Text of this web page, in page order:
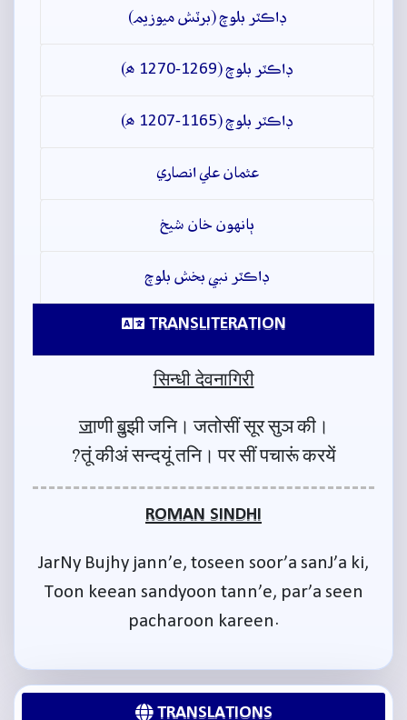
ڊاڪٽر بلوچ (برٽش ميوزيم)
ڊاڪٽر بلوچ (1269-1270 ھ)
ڊاڪٽر بلوچ (1165-1207 ھ)
عثمان علي انصاري
ٻانهون خان شيخ
ڊاڪٽر نبي بخش بلوچ
TRANSLITERATION
सिन्धी देवनागिरी
ॼाणी ॿुझी जनि। जतोसीं सूर सुञ की।
तूं कीअं सन्दयूं तनि। पर सीं पचारूं करयें?
ROMAN SINDHI
JarNy Bujhy jann’e, toseen soor’a sanJ’a ki,
Toon keean sandyoon tann’e, par’a seen
pacharoon kareen.
TRANSLATIONS